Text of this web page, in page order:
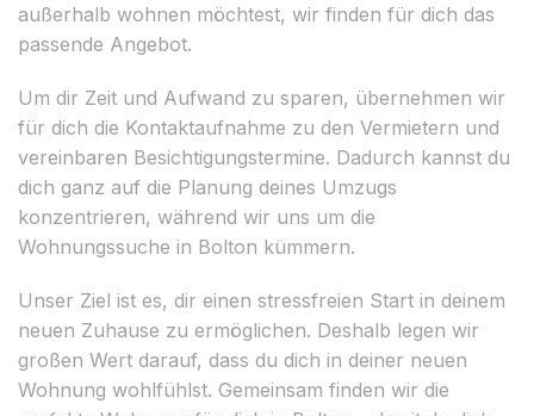
außerhalb wohnen möchtest, wir finden für dich das
passende Angebot.
Um dir Zeit und Aufwand zu sparen, übernehmen wir
für dich die Kontaktaufnahme zu den Vermietern und
vereinbaren Besichtigungstermine. Dadurch kannst du
dich ganz auf die Planung deines Umzugs
konzentrieren, während wir uns um die
Wohnungssuche in Bolton kümmern.
Unser Ziel ist es, dir einen stressfreien Start in deinem
neuen Zuhause zu ermöglichen. Deshalb legen wir
großen Wert darauf, dass du dich in deiner neuen
Wohnung wohlfühlst. Gemeinsam finden wir die